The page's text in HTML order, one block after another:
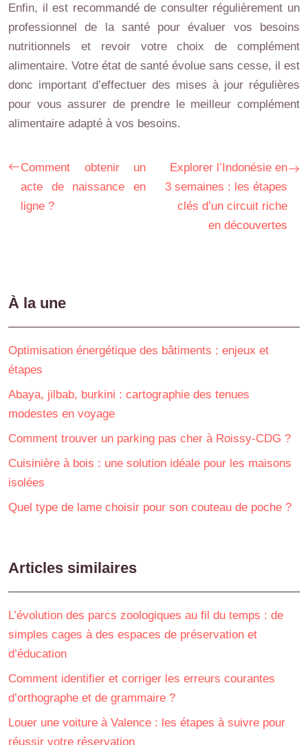
Enfin, il est recommandé de consulter régulièrement un
professionnel de la santé pour évaluer vos besoins
nutritionnels et revoir votre choix de complément
alimentaire. Votre état de santé évolue sans cesse, il est
donc important d’effectuer des mises à jour régulières
pour vous assurer de prendre le meilleur complément
alimentaire adapté à vos besoins.
Comment obtenir un
acte de naissance en
ligne ?
Explorer l’Indonésie en
3 semaines : les étapes
clés d’un circuit riche
en découvertes
À la une
Optimisation énergétique des bâtiments : enjeux et
étapes
Abaya, jilbab, burkini : cartographie des tenues
modestes en voyage
Comment trouver un parking pas cher à Roissy-CDG ?
Cuisinière à bois : une solution idéale pour les maisons
isolées
Quel type de lame choisir pour son couteau de poche ?
Articles similaires
L’évolution des parcs zoologiques au fil du temps : de
simples cages à des espaces de préservation et
d’éducation
Comment identifier et corriger les erreurs courantes
d’orthographe et de grammaire ?
Louer une voiture à Valence : les étapes à suivre pour
réussir votre réservation